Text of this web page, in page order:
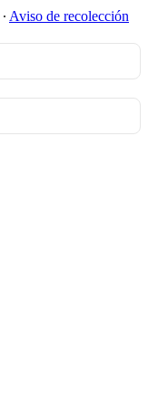
∙ Aviso de recolección